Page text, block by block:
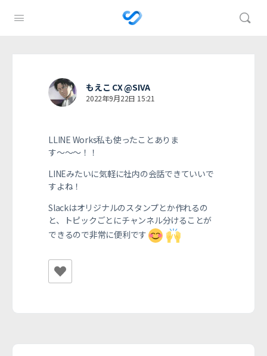
もえこ CX @SIVA
2022年9月22日 15:21
LLINE Works私も使ったことありま
す〜〜〜！！
LINEみたいに気軽に社内の会話できていいで
すよね！
Slackはオリジナルのスタンプとか作れるの
と、トピックごとにチャンネル分けることが
できるので非常に便利です